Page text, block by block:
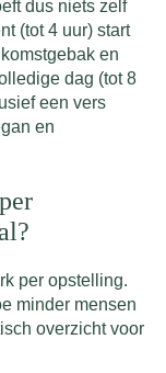
dus niets zelf
(tot 4 uur) start
en
dag (tot 8
een vers
en
per opstelling.
minder mensen
overzicht voor